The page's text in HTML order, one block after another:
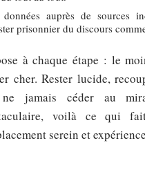
auprès de sources
prisonnier du discours
à chaque étape : le
cher. Rester lucide,
jamais céder au
voilà ce qui
serein et